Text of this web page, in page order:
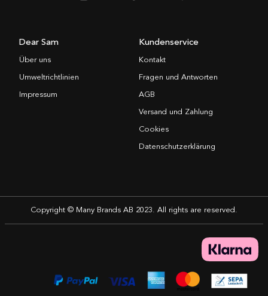
Dear Sam
Über uns
Umweltrichtlinien
Impressum
Kundenservice
Kontakt
Fragen und Antworten
AGB
Versand und Zahlung
Cookies
Datenschutzerklärung
Copyright © Many Brands AB 2023. All rights are reserved.